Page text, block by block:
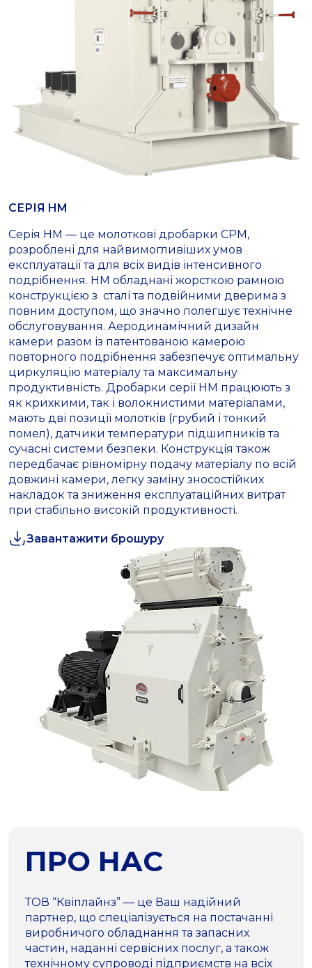
СЕРІЯ HM
Серія HM — це молоткові дробарки CPM,
розроблені для найвимогливіших умов
експлуатації та для всіх видів інтенсивного
подрібнення. HM обладнані жорсткою рамною
конструкцією з сталі та подвійними дверима з
повним доступом, що значно полегшує технічне
обслуговування. Аеродинамічний дизайн
камери разом із патентованою камерою
повторного подрібнення забезпечує оптимальну
циркуляцію матеріалу та максимальну
продуктивність. Дробарки серії HM працюють з
як крихкими, так і волокнистими матеріалами,
мають дві позиції молотків (грубий і тонкий
помел), датчики температури підшипників та
сучасні системи безпеки. Конструкція також
передбачає рівномірну подачу матеріалу по всій
довжині камери, легку заміну зносостійких
накладок та зниження експлуатаційних витрат
при стабільно високій продуктивності.
Завантажити брошуру
ПРО НАС
ТОВ “Квіплайнз” — це Ваш надійний
партнер, що спеціалізується на постачанні
виробничого обладнання та запасних
частин, наданні сервісних послуг, а також
технічному супроводі підприємств на всіх